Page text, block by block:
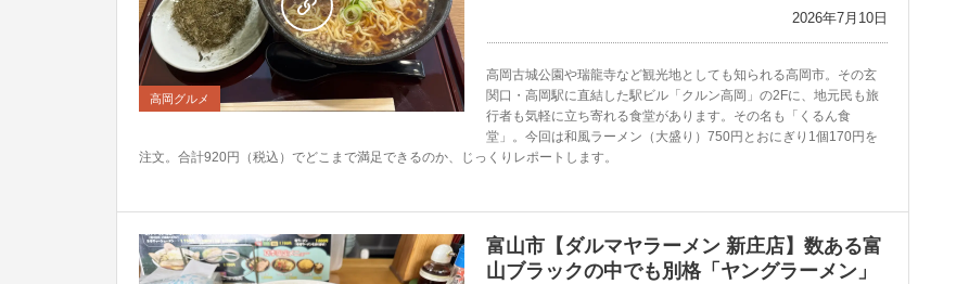
高岡グルメ
0
2026年7月10日
高岡古城公園や瑞龍寺など観光地としても知られる高岡市。その玄
関口・高岡駅に直結した駅ビル「クルン高岡」の2Fに、地元民も旅
行者も気軽に立ち寄れる食堂があります。その名も「くるん食
堂」。今回は和風ラーメン（大盛り）750円とおにぎり1個170円を
注文。合計920円（税込）でどこまで満足できるのか、じっくりレポートします。
富山市【ダルマヤラーメン 新庄店】数ある富
山ブラックの中でも別格「ヤングラーメン」